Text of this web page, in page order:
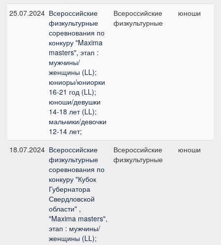
25.07.2024 Всероссийские
физкультурные
соревнования по
конкуру "Maxima
masters", этап :
мужчины/
женщины (LL);
юниоры/юниорки
16-21 год (LL);
юноши/девушки
14-18 лет (LL);
мальчики/девочки
12-14 лет;
Всероссийские
физкультурные
юноши
18.07.2024 Всероссийские
физкультурные
соревнования по
конкуру "Кубок
Губернатора
Свердловской
области" ,
"Maxima masters",
этап : мужчины/
женщины (LL);
Всероссийские
физкультурные
юноши